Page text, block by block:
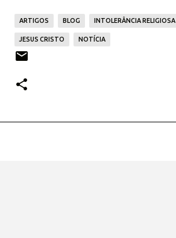
ARTIGOS BLOG INTOLERÂNCIA RELIGIOSA
JESUS CRISTO NOTÍCIA